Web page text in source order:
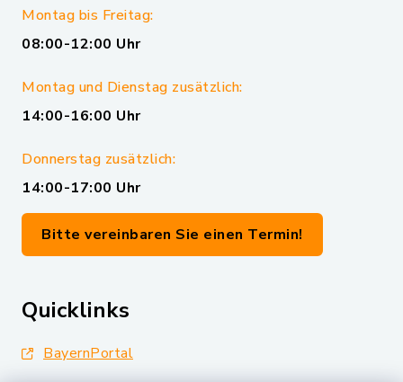
Montag bis Freitag:
08:00-12:00 Uhr
Montag und Dienstag zusätzlich:
14:00-16:00 Uhr
Donnerstag zusätzlich:
14:00-17:00 Uhr
Bitte vereinbaren Sie einen Termin!
Quicklinks
BayernPortal